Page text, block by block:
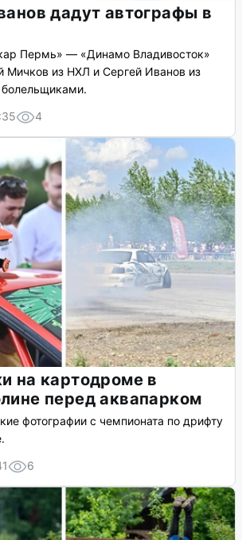
дадут автографы в
Пермь» — «Динамо Владивосток»
Мичков из НХЛ и Сергей Иванов из
болельщиками.
4
на картодроме в
перед аквапарком
фотографии с чемпионата по дрифту
6